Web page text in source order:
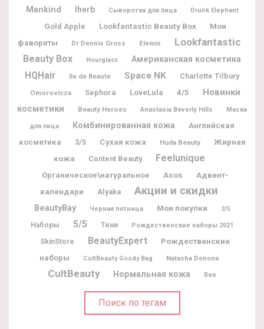
Mankind Iherb Сыворотка для лица Drunk Elephant
Gold Apple Lookfantastic Beauty Box
Мои
фавориты
Dr Dennis Gross Elemis Lookfantastic
Beauty Box Hourglass Американская косметика
HQHair Ile de Beaute Space NK Charlotte Tilbury
Omorovicza Sephora LoveLula 4/5
Новинки
косметики
Beauty Heroes Anastasia Beverly Hills Маска
для лица Комбинированная кожа
Английская
косметика
3/5 Сухая кожа Huda Beauty
Жирная
кожа
Content Beauty Feelunique
Органическое\натуральное Asos
Адвент-
календари
Alyaka Акции и скидки
BeautyBay Черная пятница Мои покупки 2/5
Наборы 5/5 Тени Рождественские наборы 2021
SkinStore BeautyExpert
Рождественские
наборы
CultBeauty Goody Bag Natasha Denona
CultBeauty Нормальная кожа Ren
Поиск по тегам